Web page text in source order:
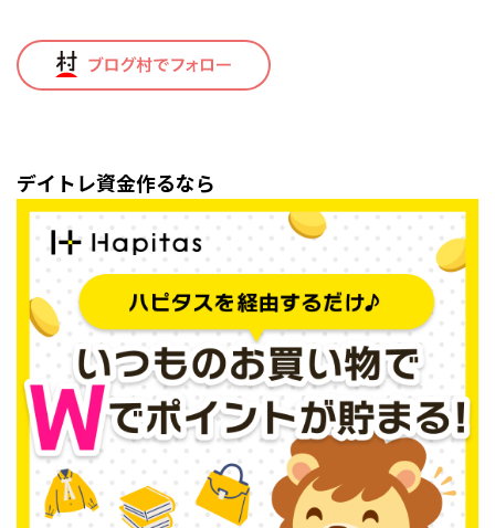
デイトレ資金作るなら